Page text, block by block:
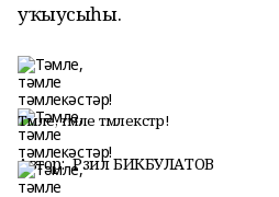
уҡыусыһы.
Тәмле, тәмле тәмлекәстәр!
Автор: Рәзил БИКБУЛАТОВ